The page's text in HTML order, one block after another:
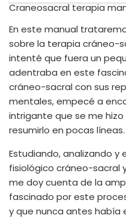
Craneosacral terapia
En este manual
sobre la terapia cráneo-
intenté que fuera un
adentraba en este
cráneo-sacral con sus
mentales, empecé a
intrigante que se me
resumirlo en pocas líneas.
Estudiando, analizando
fisiológico cráneo-sacral
me doy cuenta de la
fascinado por este
y que nunca antes había